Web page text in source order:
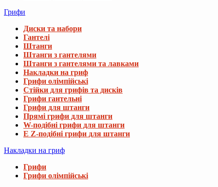
Грифи
Диски та набори
Гантелі
Штанги
Штанги з гантелями
Штанги з гантелями та лавками
Накладки на гриф
Грифи олімпійські
Стійки для грифів та дисків
Грифи гантельні
Грифи для штанги
Прямі грифи для штанги
W-подібні грифи для штанги
E Z-подібні грифи для штанги
Накладки на гриф
Грифи
Грифи олімпійські